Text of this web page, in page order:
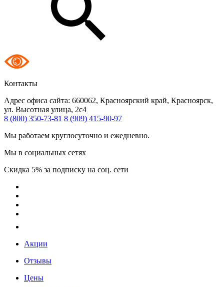
Контакты
Адрес офиса сайта: 660062, Красноярский край, Красноярск,
ул. Высотная улица, 2с4
8 (800) 350-73-81 8 (909) 415-90-97
Мы работаем круглосуточно и ежедневно.
Мы в социальных сетях
Скидка 5% за подписку на соц. сети
Акции
Отзывы
Цены